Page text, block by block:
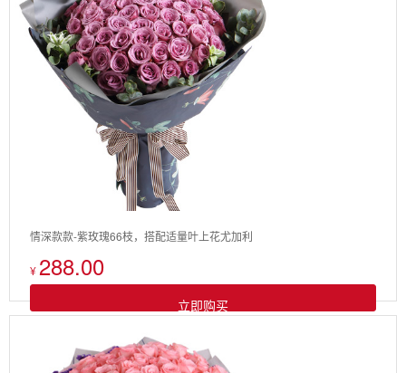
情深款款-紫玫瑰66枝，搭配适量叶上花尤加利
¥288.00
立即购买